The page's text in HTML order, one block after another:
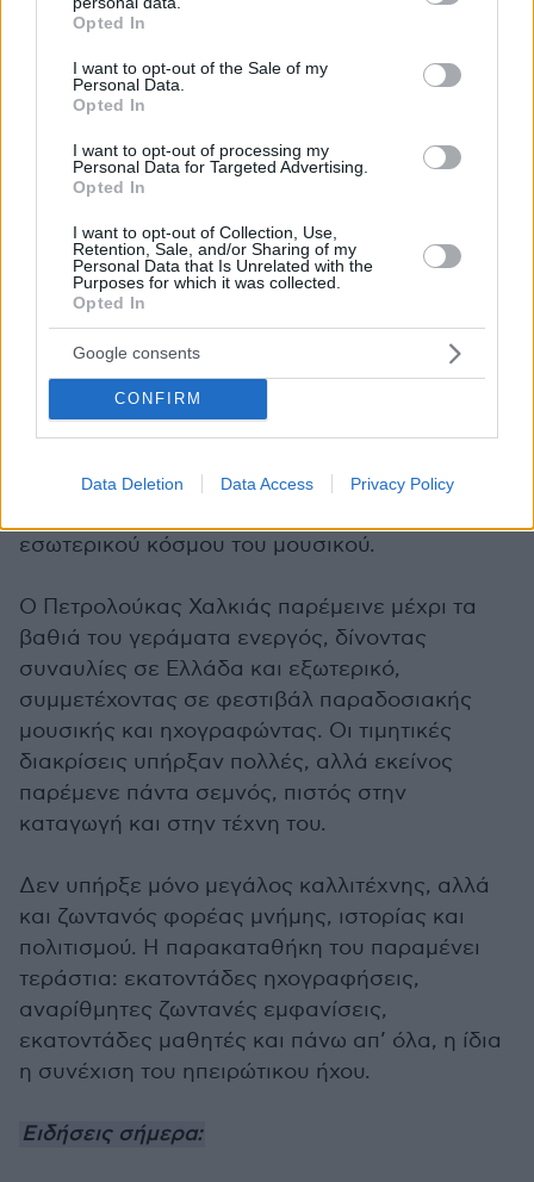
grant or deny consent to Google and its third-party tags to
use your data for below specified purposes in below Google
consent section.
Opted In
I want to opt-out of the Sale of my
Personal Data.
Opted In
I want to opt-out of processing my
Personal Data for Targeted Advertising.
Opted In
I want to opt-out of Collection, Use,
Retention, Sale, and/or Sharing of my
Personal Data that Is Unrelated with the
Purposes for which it was collected.
Opted In
Google consents
CONFIRM
Data Deletion Data Access Privacy Policy
Χαλκιάς υπήρξε και μεγάλος δάσκαλος. Δίδαξε
δεκάδες νεότερους μουσικούς, μεταφέροντας
όχι μόνο την τεχνική, αλλά και τη φιλοσοφία
της ηπειρώτικης μουσικής, που βασίζεται στη
λιτότητα, τη συγκίνηση και το βίωμα. Ανάμεσα
στους μαθητές του ξεχωρίζουν σημερινοί
κλαρινετίστες, λαουτιέρηδες και τραγουδιστές
που συνεχίζουν την παράδοση με σεβασμό και
αυθεντικότητα.
Ο ίδιος θεωρούσε πάντα πως το κλαρίνο είναι
«φωνή της ψυχής». «Δεν παίζεις κλαρίνο,
θέλοντας να δείξει ότι το όργανο δεν είναι
εσωτερικού κόσμου του μουσικού.
Ο Πετρολούκας Χαλκιάς παρέμεινε μέχρι τα
βαθιά του γεράματα ενεργός, δίνοντας
συναυλίες σε Ελλάδα και εξωτερικό,
συμμετέχοντας σε φεστιβάλ παραδοσιακής
μουσικής και ηχογραφώντας. Οι τιμητικές
διακρίσεις υπήρξαν πολλές, αλλά εκείνος
παρέμενε πάντα σεμνός, πιστός στην
καταγωγή και στην τέχνη του.
Δεν υπήρξε μόνο μεγάλος καλλιτέχνης, αλλά
και ζωντανός φορέας μνήμης, ιστορίας και
πολιτισμού. Η παρακαταθήκη του παραμένει
τεράστια: εκατοντάδες ηχογραφήσεις,
αναρίθμητες ζωντανές εμφανίσεις,
εκατοντάδες μαθητές και πάνω απ’ όλα, η ίδια
η συνέχιση του ηπειρώτικου ήχου.
Ειδήσεις σήμερα: